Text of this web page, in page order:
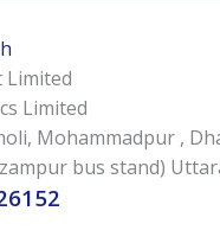
Limited
Limited
Mohammadpur ,
bus stand)